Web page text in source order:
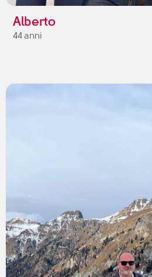
Alberto
44 anni